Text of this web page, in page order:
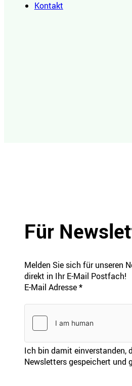
Kontakt
Für
Melden Sie sich für unseren
direkt in Ihr E-Mail Postfach!
E-Mail Adresse *
Ich bin damit einverstanden,
Newsletters gespeichert und